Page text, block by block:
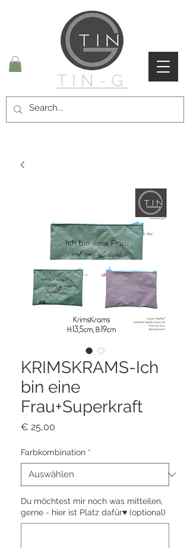
TIN-G
KRIMSKRAMS-Ich
bin eine
Frau+Superkraft
€ 25,00
Farbkombination *
Du möchtest mir noch was mitteilen,
gerne - hier ist Platz dafür♥ (optional)